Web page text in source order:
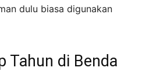
dulu biasa digunakan
Tahun di Benda